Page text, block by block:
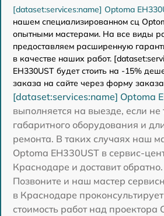
[dataset:services:name] Optoma
нашем специализированном сц
опытными мастерами. На все виды
предоставляем расширенную
в качестве наших работ.
EH330UST будет стоить на -15%
заказа на сайте через форму
[dataset:services:name] Optoma
выполняется на выезде, если не
габаритного оборудования и
ремонта. В таких случаях наш
Optoma EH330UST в сервис-
Краснодаре и доставит обратно.
Позвоните и наш мастер
в Краснодаре
стоимость работ над проектора